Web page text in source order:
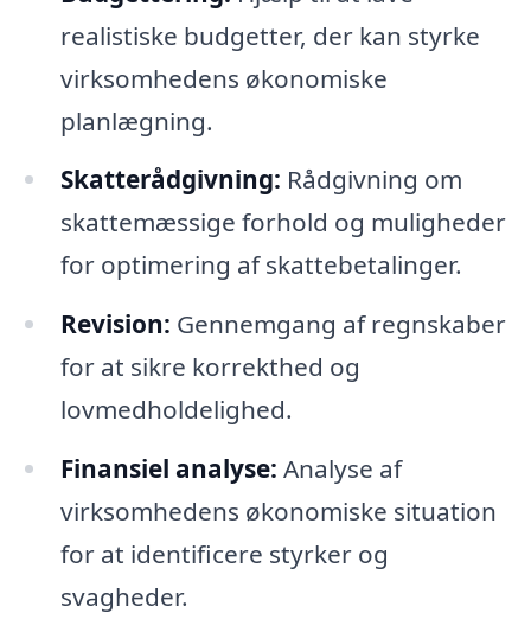
realistiske budgetter, der kan styrke
virksomhedens økonomiske
planlægning.
Skatterådgivning: Rådgivning om
skattemæssige forhold og muligheder
for optimering af skattebetalinger.
Revision: Gennemgang af regnskaber
for at sikre korrekthed og
lovmedholdelighed.
Finansiel analyse: Analyse af
virksomhedens økonomiske situation
for at identificere styrker og
svagheder.